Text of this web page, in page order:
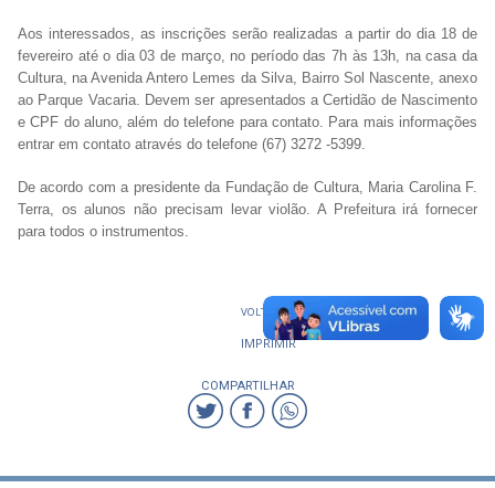
Aos interessados, as inscrições serão realizadas a partir do dia 18 de
fevereiro até o dia 03 de março, no período das 7h às 13h, na casa da
Cultura, na Avenida Antero Lemes da Silva, Bairro Sol Nascente, anexo
ao Parque Vacaria. Devem ser apresentados a Certidão de Nascimento
e CPF do aluno, além do telefone para contato. Para mais informações
entrar em contato através do telefone (67) 3272 -5399.
De acordo com a presidente da Fundação de Cultura, Maria Carolina F.
Terra, os alunos não precisam levar violão. A Prefeitura irá fornecer
para todos o instrumentos.
VOLTAR
IMPRIMIR
COMPARTILHAR